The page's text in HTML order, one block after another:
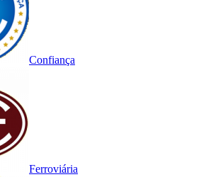
Confiança
Ferroviária